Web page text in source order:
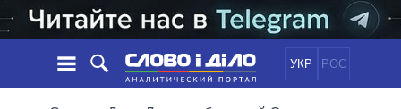
УКР РОС